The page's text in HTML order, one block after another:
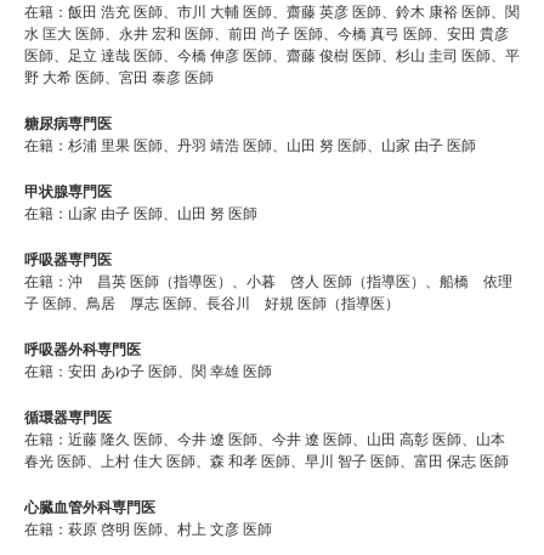
在籍：飯田 浩充 医師、市川 大輔 医師、齋藤 英彦 医師、鈴木 康裕 医師、関
水 匡大 医師、永井 宏和 医師、前田 尚子 医師、今橋 真弓 医師、安田 貴彦
医師、足立 達哉 医師、今橋 伸彦 医師、齋藤 俊樹 医師、杉山 圭司 医師、平
野 大希 医師、宮田 泰彦 医師
糖尿病専門医
在籍：杉浦 里果 医師、丹羽 靖浩 医師、山田 努 医師、山家 由子 医師
甲状腺専門医
在籍：山家 由子 医師、山田 努 医師
呼吸器専門医
在籍：沖 昌英 医師（指導医）、小暮 啓人 医師（指導医）、船橋 依理
子 医師、鳥居 厚志 医師、長谷川 好規 医師（指導医）
呼吸器外科専門医
在籍：安田 あゆ子 医師、関 幸雄 医師
循環器専門医
在籍：近藤 隆久 医師、今井 遼 医師、今井 遼 医師、山田 高彰 医師、山本
春光 医師、上村 佳大 医師、森 和孝 医師、早川 智子 医師、富田 保志 医師
心臓血管外科専門医
在籍：萩原 啓明 医師、村上 文彦 医師